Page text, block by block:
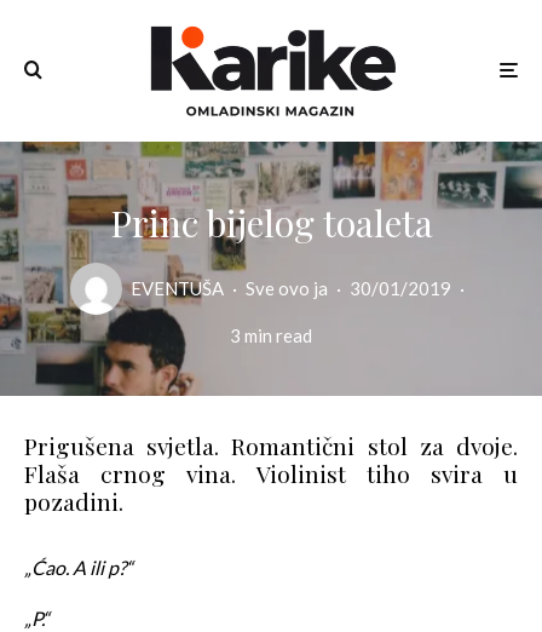
Princ bijelog toaleta
EVENTUŠA · Sve ovo ja · 30/01/2019 ·
3 min read
Prigušena svjetla. Romantični stol za dvoje.
Flaša crnog vina. Violinist tiho svira u
pozadini.
„Ćao. A ili p?“
„P.“